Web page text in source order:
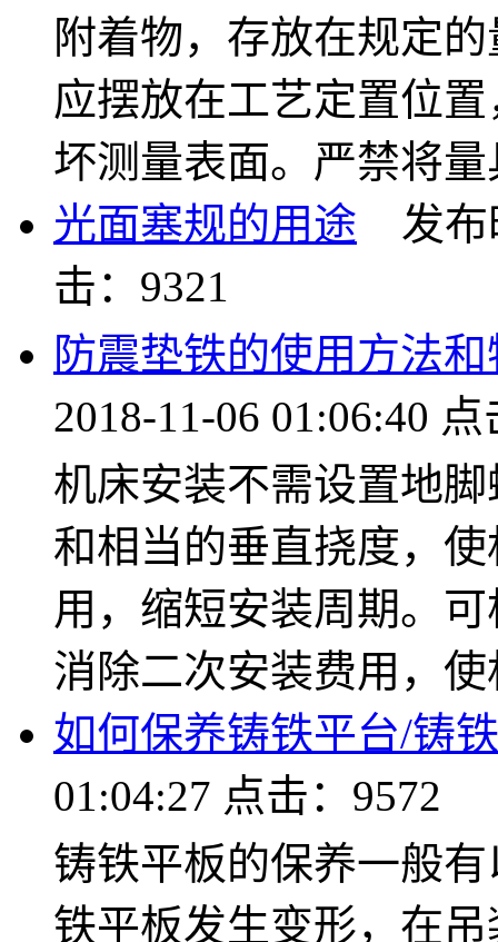
附着物，存放在规定
应摆放在工艺定置位
坏测量表面。严禁将量
光面塞规的用途 发布
击：9321
防震垫铁的使用方法
2018-11-06 01:06:40
机床安装不需设置地
和相当的垂直挠度，
用，缩短安装周期。
消除二次安装费用，使
如何保养铸铁平台/铸
01:04:27 点击：9572
铸铁平板的保养一般
铁平板发生变形，在